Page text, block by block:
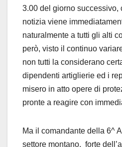
3.00 del giorno successivo,
notizia viene
naturalmente a tutti gli alti
però, visto il continuo
non tutti la considerano
dipendenti artiglierie ed i
misero in atto opere di
pronte a reagire con
Ma il comandante della 6^
settore montano, forte